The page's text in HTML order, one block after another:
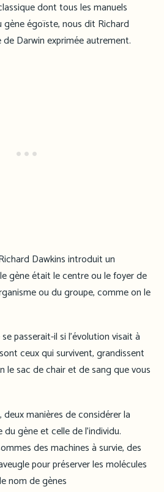
dont tous les manuels
gène égoïste, nous dit Richard
de Darwin exprimée autrement.
Dawkins introduit un
gène était le centre ou le foyer de
ou du groupe, comme on le
passerait-il si l’évolution visait à
ceux qui survivent, grandissent
le sac de chair et de sang que vous
manières de considérer la
gène et celle de l’individu.
des machines à survie, des
pour préserver les molécules
nom de gènes